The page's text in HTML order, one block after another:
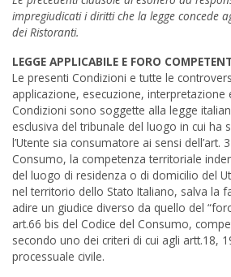
impregiudicati i diritti che la legge concede
dei Ristoranti.
LEGGE APPLICABILE E FORO
Le presenti Condizioni e tutte le
applicazione, esecuzione, interpretazione
Condizioni sono soggette alla legge
esclusiva del tribunale del luogo in cui ha
l’Utente sia consumatore ai sensi dell’art.
Consumo, la competenza territoriale
del luogo di residenza o di domicilio del
nel territorio dello Stato Italiano, salva la
adire un giudice diverso da quello del
art.66 bis del Codice del Consumo,
secondo uno dei criteri di cui agli artt.18,
processuale civile.